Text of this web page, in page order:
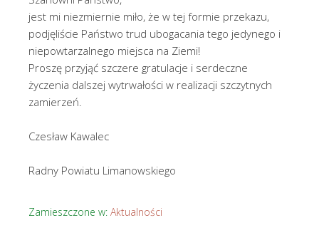
jest mi niezmiernie miło, że w tej formie przekazu,
podjęliście Państwo trud ubogacania tego jedynego i
niepowtarzalnego miejsca na Ziemi!
Proszę przyjąć szczere gratulacje i serdeczne
życzenia dalszej wytrwałości w realizacji szczytnych
zamierzeń.
Czesław Kawalec
Radny Powiatu Limanowskiego
Zamieszczone w: Aktualności